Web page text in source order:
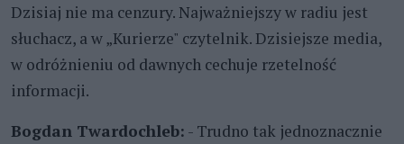
Dzisiaj nie ma cenzury. Najważniejszy w radiu jest
słuchacz, a w „Kurierze" czytelnik. Dzisiejsze media,
w odróżnieniu od dawnych cechuje rzetelność
informacji.
Bogdan Twardochleb: - Trudno tak jednoznacznie